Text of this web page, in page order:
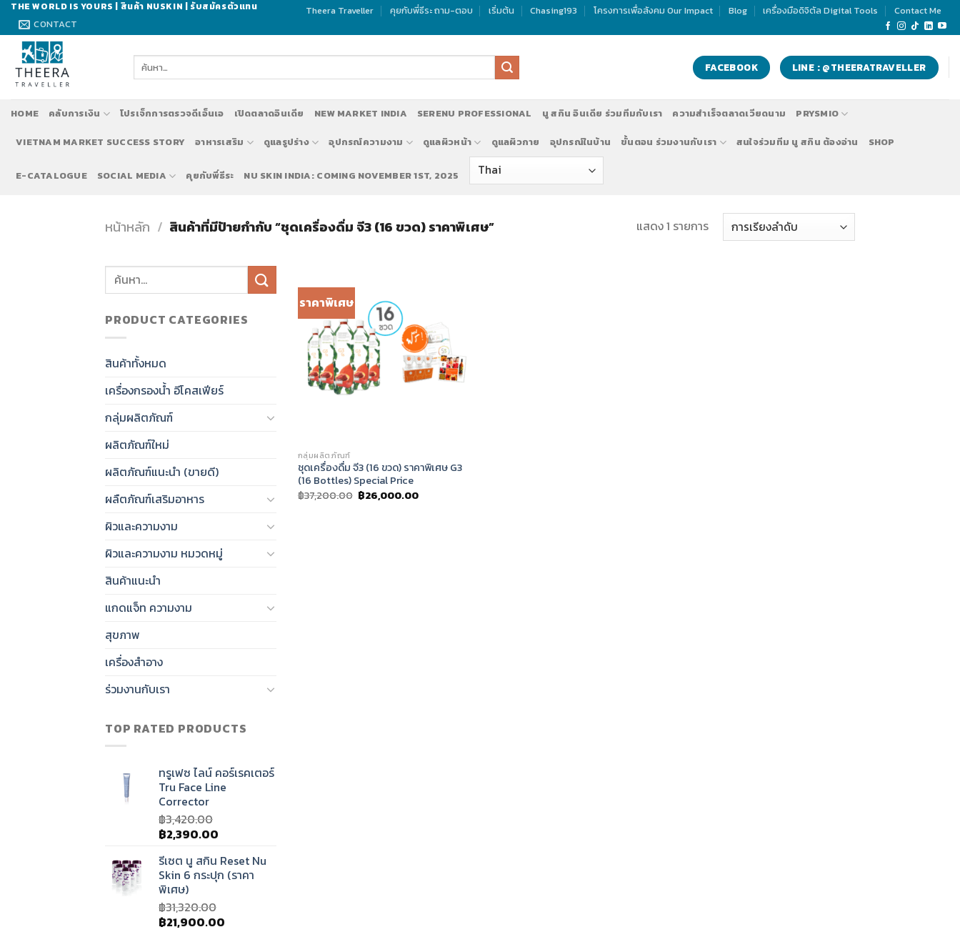
Skip
content
THE WORLD IS YOURS | สินค้า NUSKIN | รับสมัครตัวแทน
CONTACT
Theera Traveller คุยกับพี่ธีระ ถาม-ตอบ เริ่มต้น Chasing193 โครงการเพื่อสังคม Our Impact Blog เครื่องมือดิจิตัล Digital Tools Contact Me
ค้นหา: FACEBOOK LINE : @THEERATRAVELLER
HOME คลับการเงิน โปรเจ็กการตรวจดีเอ็นเอ เปิดตลาดอินเดีย NEW MARKET INDIA SERENU PROFESSIONAL นู สกิน อินเดีย ร่วมทีมกับเรา ความสำเร็จตลาดเวียดนาม PRYSMIO
VIETNAM MARKET SUCCESS STORY อาหารเสริม ดูแลรูปร่าง อุปกรณ์ความงาม ดูแลผิวหน้า ดูแลผิวกาย อุปกรณ์ในบ้าน ขั้นตอน ร่วมงานกับเรา สนใจร่วมทีม นู สกิน ต้องอ่าน SHOP
E-CATALOGUE SOCIAL MEDIA คุยกับพี่ธีระ NU SKIN INDIA: COMING NOVEMBER 1ST, 2025
หน้าหลัก / สินค้าที่มีป้ายกำกับ “ชุดเครื่องดื่ม จี3 (16 ขวด) ราคาพิเศษ” แสดง 1 รายการ
PRODUCT CATEGORIES
สินค้าทั้งหมด
เครื่องกรองน้ำ อีโคสเฟียร์
กลุ่มผลิตภัณฑ์
ผลิตภัณฑ์ใหม่
ผลิตภัณฑ์แนะนำ (ขายดี)
ผลืตภัณฑ์เสริมอาหาร
ผิวและความงาม
ผิวและความงาม หมวดหมู่
สินค้าแนะนำ
แกดแจ็ท ความงาม
สุขภาพ
เครื่องสำอาง
ร่วมงานกับเรา
TOP RATED PRODUCTS
ทรูเฟซ ไลน์ คอร์เรคเตอร์
Tru Face Line
Corrector
฿3,420.00
Original
was:
฿3,420.00.
฿2,390.00
is:
฿2,390.00.
รีเซต นู สกิน Reset Nu
Skin 6 กระปุก (ราคา
พิเศษ)
฿31,320.00
Original
฿21,900.00
ราคาพิเศษ
กลุ่มผลิตภัณฑ์
ชุดเครื่องดื่ม จี3 (16 ขวด) ราคาพิเศษ G3
(16 Bottles) Special Price
฿37,200.00 Original
price
฿26,000.00Current